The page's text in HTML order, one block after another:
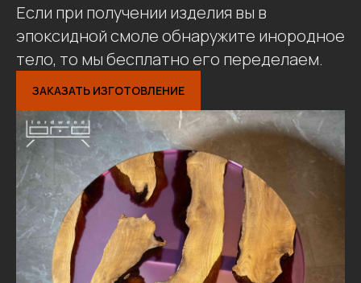
Если при получении изделия вы в
эпоксидной смоле обнаружите инородное
тело, то мы бесплатно его переделаем.
ЗАКАЗАТЬ ИЗГОТОВЛЕНИЕ